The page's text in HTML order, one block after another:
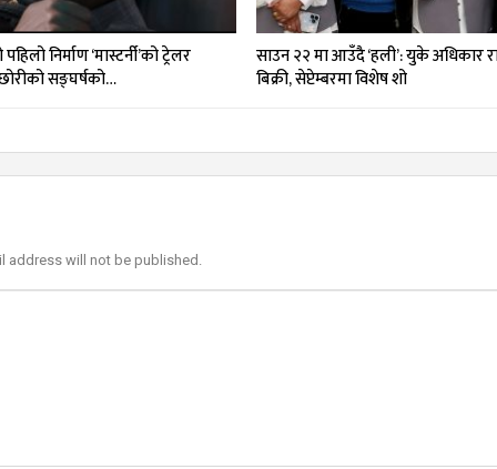
निर्माण ‘मास्टर्नी’को ट्रेलर
सङ्घर्षको…
साउन २२ मा आउँदै ‘हली’: युके अधिकार
बिक्री, सेप्टेम्बरमा विशेष शो
address will not be published.